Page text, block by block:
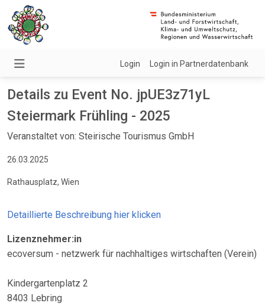
Login Login in Partnerdatenbank
Details zu Event No. jpUE3z71yL
Steiermark Frühling - 2025
Veranstaltet von: Steirische Tourismus GmbH
26.03.2025
Rathausplatz, Wien
Detaillierte Beschreibung hier klicken
Lizenznehmer:in
ecoversum - netzwerk für nachhaltiges wirtschaften (Verein)
Kindergartenplatz 2
8403 Lebring